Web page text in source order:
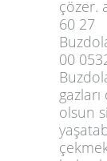
çözer.
60 27
00
olsun